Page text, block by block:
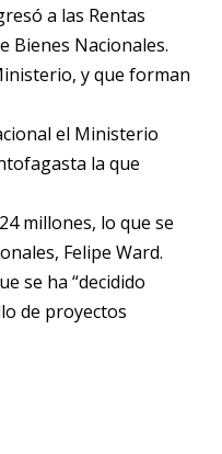
a las Rentas
Bienes Nacionales.
y que forman
el Ministerio
la que
millones, lo que se
Felipe Ward.
se ha “decidido
de proyectos